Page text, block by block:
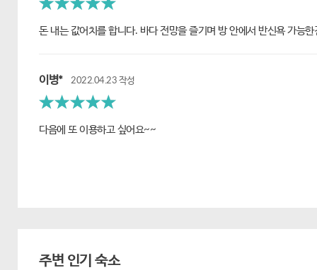
돈 내는 값어치를 합니다. 바다 전망을 즐기며 방 안에서 반신욕 가능
이병* 2022.04.23 작성
다음에 또 이용하고 싶어요~~
주변 인기 숙소